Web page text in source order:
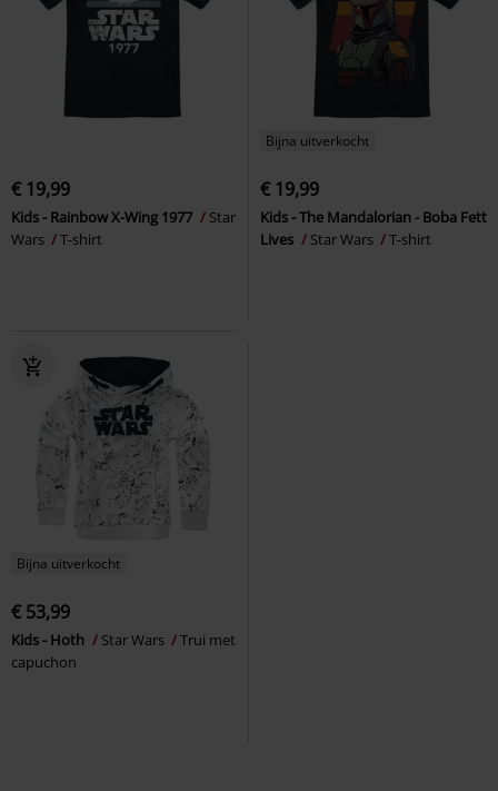
€ 19,99
Kids - Rainbow X-Wing 1977
Star
Wars
T-shirt
Bijna uitverkocht
€ 19,99
Kids - The Mandalorian - Boba Fett
Lives
Star Wars T-shirt
Bijna uitverkocht
€ 53,99
Kids - Hoth Star Wars
Trui met
capuchon